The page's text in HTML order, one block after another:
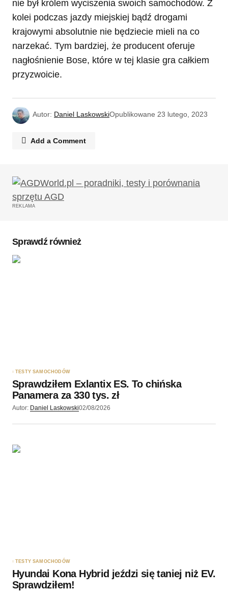
nie był królem wyciszenia swoich samochodów. Z
kolei podczas jazdy miejskiej bądź drogami
krajowymi absolutnie nie będziecie mieli na co
narzekać. Tym bardziej, że producent oferuje
nagłośnienie Bose, które w tej klasie gra całkiem
przyzwoicie.
Autor: Daniel LaskowskiOpublikowane 23 lutego, 2023
Add a Comment
Twój adres email nie zostanie opublikowany.
Wymagane pola są oznaczone
Wyślij komentarz
REKLAMA
Sprawdź również
TESTY SAMOCHODÓW
Sprawdziłem Exlantix ES. To chińska
Panamera za 330 tys. zł
Autor: Daniel Laskowski02/08/2026
TESTY SAMOCHODÓW
Hyundai Kona Hybrid jeździ się taniej niż EV.
Sprawdziłem!